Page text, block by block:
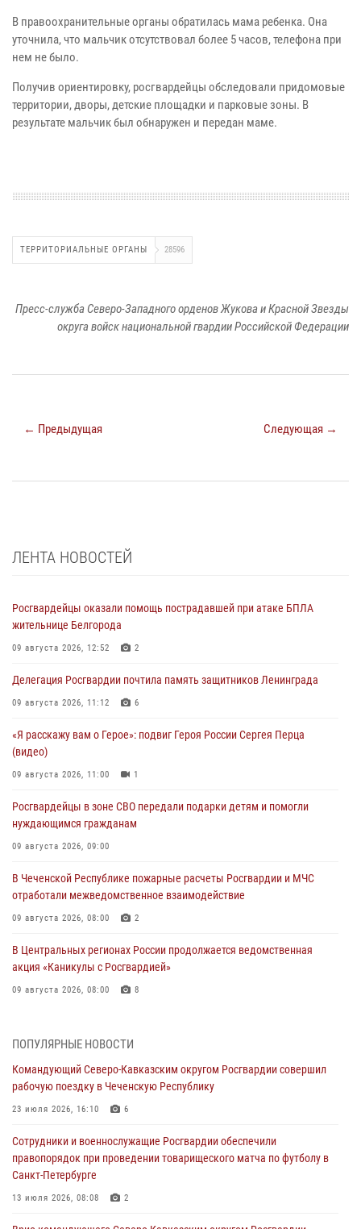
В правоохранительные органы обратилась мама ребенка. Она
уточнила, что мальчик отсутствовал более 5 часов, телефона при
нем не было.
Получив ориентировку, росгвардейцы обследовали придомовые
территории, дворы, детские площадки и парковые зоны. В
результате мальчик был обнаружен и передан маме.
ТЕРРИТОРИАЛЬНЫЕ ОРГАНЫ 28596
Пресс-служба Северо-Западного орденов Жукова и Красной Звезды
округа войск национальной гвардии Российской Федерации
← Предыдущая Следующая →
ЛЕНТА НОВОСТЕЙ
Росгвардейцы оказали помощь пострадавшей при атаке БПЛА
жительнице Белгорода
09 августа 2026, 12:52 2
Делегация Росгвардии почтила память защитников Ленинграда
09 августа 2026, 11:12 6
«Я расскажу вам о Герое»: подвиг Героя России Сергея Перца
(видео)
09 августа 2026, 11:00 1
Росгвардейцы в зоне СВО передали подарки детям и помогли
нуждающимся гражданам
09 августа 2026, 09:00
В Чеченской Республике пожарные расчеты Росгвардии и МЧС
отработали межведомственное взаимодействие
09 августа 2026, 08:00 2
В Центральных регионах России продолжается ведомственная
акция «Каникулы с Росгвардией»
09 августа 2026, 08:00 8
определили на Кубани
В Ульяновске росгвардейцы присоединились к донорской акции
(видео)
В регионах Урала бойцам Росгвардии в зону СВО передали свежие
тиражи газет
09 августа 2026, 05:00
ПОПУЛЯРНЫЕ НОВОСТИ
Командующий Северо-Кавказским округом Росгвардии совершил
рабочую поездку в Чеченскую Республику
23 июля 2026, 16:10 6
Сотрудники и военнослужащие Росгвардии обеспечили
правопорядок при проведении товарищеского матча по футболу в
Санкт-Петербурге
13 июля 2026, 08:08 2